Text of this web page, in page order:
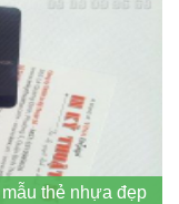
thẻ nhựa đẹp